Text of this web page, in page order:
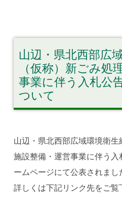
山辺・県北西部広
（仮称）新ごみ処
事業に伴う入札公
ついて
山辺・県北西部広域環境衛
施設整備・運営事業に伴う
ームページにて公表されまし
詳しくは下記リンク先をご覧